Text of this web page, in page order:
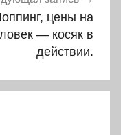
цены на
— косяк в
действии.